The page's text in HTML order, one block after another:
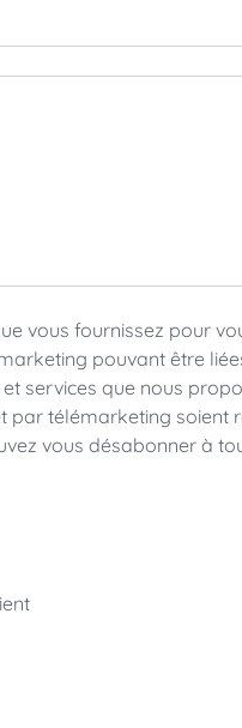
vous fournissez pour
pouvant être
services que nous
par télémarketing soient
vous désabonner à